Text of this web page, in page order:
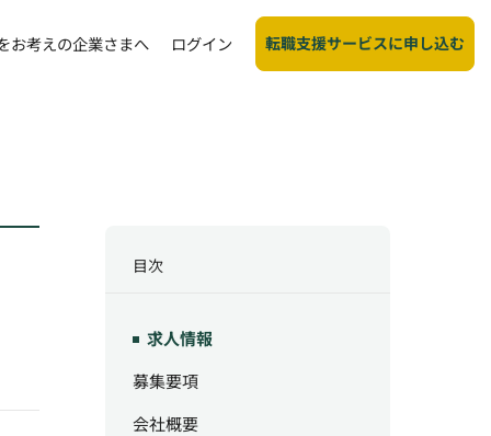
お考えの企業さまへ ログイン 転職支援サービスに申し込む
目次
求人情報
募集要項
会社概要